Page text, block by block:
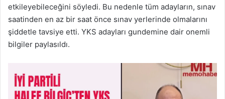
etkileyebileceğini söyledi. Bu nedenle tüm adayların, sınav
saatinden en az bir saat önce sınav yerlerinde olmalarını
şiddetle tavsiye etti. YKS adayları gundemine dair onemli
bilgiler paylasıldı.